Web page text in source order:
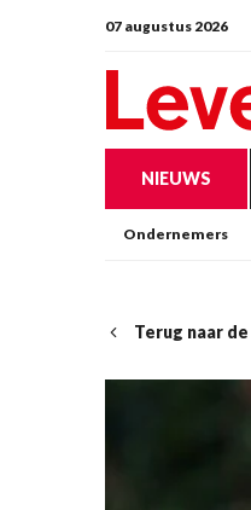
07 augustus 2026
NIEUWS
Ondernemers
Terug naar